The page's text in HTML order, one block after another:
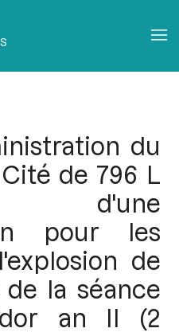
du
de 796 L
d'une
pour les
de
la séance
an II (2